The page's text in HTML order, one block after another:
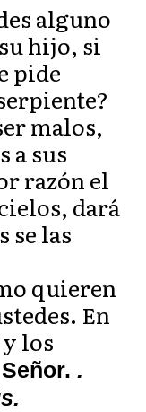
alguno
hijo, si
pide
malos,
a sus
razón el
dará
se las
quieren
En
los
.